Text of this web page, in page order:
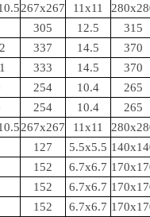
267x267 11x11
305 12.5 315
337 14.5 370
333 14.5 370
254 10.4 265
254 10.4 265
267x267 11x11
127 5.5x5.5
152 6.7x6.7
152 6.7x6.7
152 6.7x6.7